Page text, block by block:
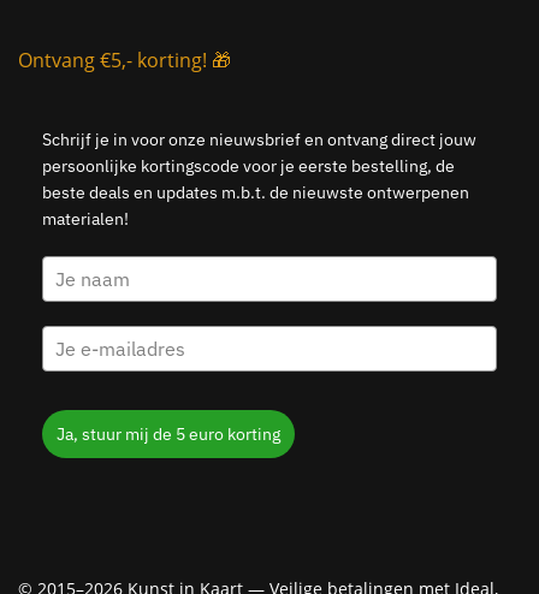
Ontvang €5,- korting! 🎁
Schrijf je in voor onze nieuwsbrief en ontvang direct jouw
persoonlijke kortingscode voor je eerste bestelling, de
beste deals en updates m.b.t. de nieuwste ontwerpenen
materialen!
Ja, stuur mij de 5 euro korting
© 2015–2026 Kunst in Kaart — Veilige betalingen met Ideal,